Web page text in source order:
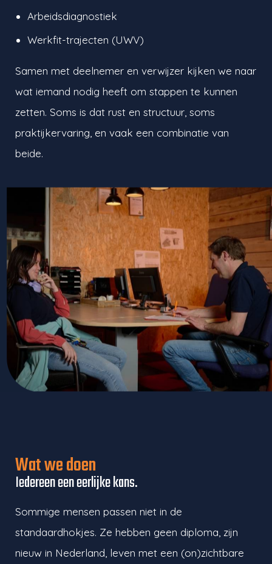
Arbeidsdiagnostiek
Werkfit-trajecten (UWV)
Samen met deelnemer en verwijzer kijken we naar
wat iemand nodig heeft om stappen te kunnen
zetten. Soms is dat rust en structuur, soms
praktijkervaring, en vaak een combinatie van
beide.
Wat we doen
Iedereen een eerlijke kans.
Sommige mensen passen niet in de
standaardhokjes. Ze hebben geen diploma, zijn
nieuw in Nederland, leven met een (on)zichtbare